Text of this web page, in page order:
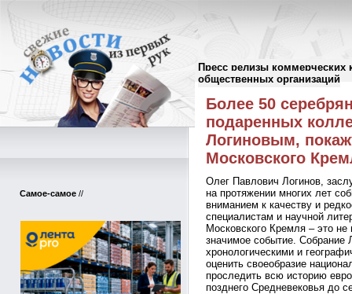
Пресс релизы коммерческих
общественных организаций
Самое-самое //
Пресс-релизы//
Более 50
подаренных
Логиновым,
Московского
Олег Павлович Логинов,
на протяжении многих лет
вниманием к качеству и
специалистам и научной
Московского Кремля – это не
значимое событие. Собрание
хронологическими и
оценить своеобразие
проследить всю историю
позднего Средневековья до